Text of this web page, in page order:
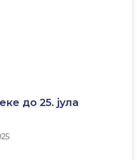
до 25. јула